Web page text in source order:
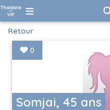
Retour
Somjai, 45 ans
0